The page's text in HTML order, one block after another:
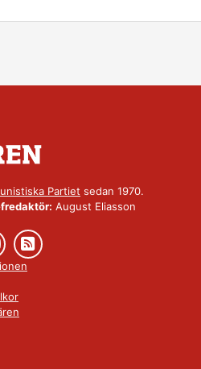
Partiet sedan 1970.
August Eliasson